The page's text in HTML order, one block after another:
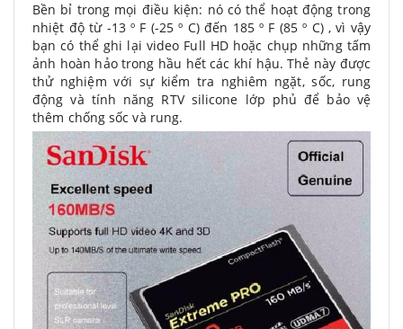
Bền bỉ trong mọi điều kiện: nó có thể hoạt động trong
nhiệt độ từ -13 º F (-25 º C) đến 185 º F (85 º C) , vì vậy
bạn có thể ghi lại video Full HD hoặc chụp những tấm
ảnh hoàn hảo trong hầu hết các khí hậu. Thẻ này được
thử nghiệm với sự kiểm tra nghiêm ngặt, sốc, rung
động và tính năng RTV silicone lớp phủ để bảo vệ
thêm chống sốc và rung.